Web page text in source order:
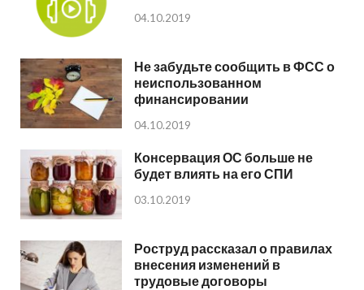
04.10.2019
Не забудьте сообщить в ФСС о
неиспользованном
финансировании
04.10.2019
Консервация ОС больше не
будет влиять на его СПИ
03.10.2019
Роструд рассказал о правилах
внесения изменений в
трудовые договоры